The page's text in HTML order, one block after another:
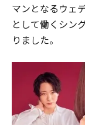
マンとなるウェ
として働くシン
りました。